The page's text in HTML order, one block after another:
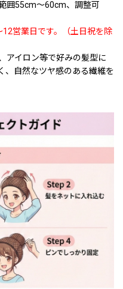
囲55cm〜60cm、調整可
12営業日です。（土日祝を除
アイロン等で好みの髪型に
、自然なツヤ感のある繊維を